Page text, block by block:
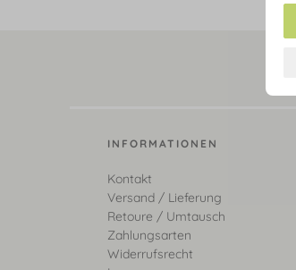
INFORMATIONEN
Kontakt
Versand / Lieferung
Retoure / Umtausch
Zahlungsarten
Widerrufsrecht